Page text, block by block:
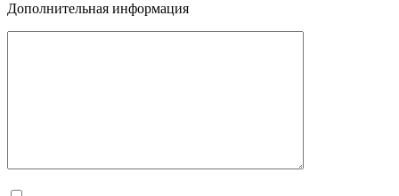
Дополнительная информация